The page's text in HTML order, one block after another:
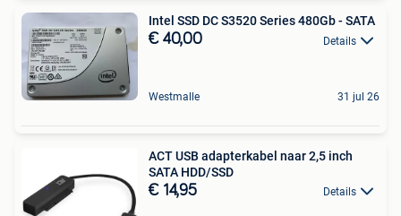
Intel SSD DC S3520 Series 480Gb - SATA
€ 40,00 Details
Westmalle 31 jul 26
ACT USB adapterkabel naar 2,5 inch
SATA HDD/SSD
€ 14,95 Details